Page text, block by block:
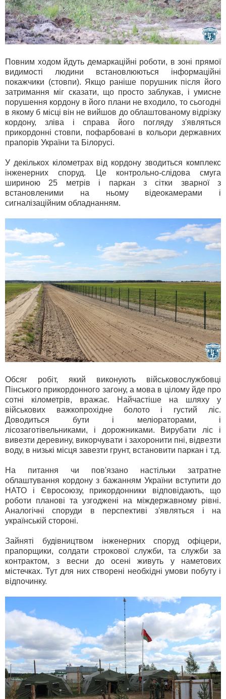
Повним ходом йдуть демаркаційні роботи, в зоні прямої
видимості людини встановлюються інформаційні
покажчики (стовпи). Якщо раніше порушник після його
затримання міг сказати, що просто заблукав, і умисне
порушення кордону в його плани не входило, то сьогодні
в якому б місці він не вийшов до облаштованому відрізку
кордону, зліва і справа його погляду з'являться
прикордонні стовпи, пофарбовані в кольори державних
прапорів України та Білорусі.
У декількох кілометрах від кордону зводиться комплекс
інженерних споруд. Це контрольно-слідова смуга
шириною 25 метрів і паркан з сітки зварної з
встановленими на ньому відеокамерами і
сигналізаційним обладнанням.
Обсяг робіт, який виконують військовослужбовці
Пінського прикордонного загону, а мова в цілому йде про
сотні кілометрів, вражає. Найчастіше на шляху у
військових важкопрохідне болото і густий ліс.
Доводиться бути і меліораторами, і
лісозаготівельниками, і дорожниками. Вирубати ліс і
вивезти деревину, викорчувати і захоронити пні, відвезти
воду, в низькі місця завезти грунт, встановити паркан і т.д.
На питання чи пов'язано настільки затратне
облаштування кордону з бажанням України вступити до
НАТО і Євросоюзу, прикордонники відповідають, що
роботи планові та узгоджені на міждержавному рівні.
Аналогічні споруди в перспективі з'являться і на
українській стороні.
Зайняті будівництвом інженерних споруд офіцери,
прапорщики, солдати строкової служби, та служби за
контрактом, з весни до осені живуть у наметових
містечках. Тут для них створені необхідні умови побуту і
відпочинку.